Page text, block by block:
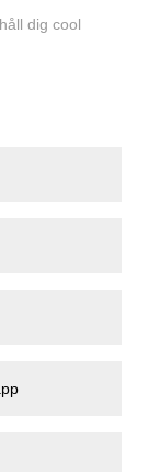
dig cool